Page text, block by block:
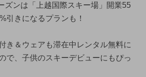
ズンは「上越国際スキー場」開業55
引きになるプランも！
き＆ウェアも滞在中レンタル無料に
で、子供のスキーデビューにもぴっ